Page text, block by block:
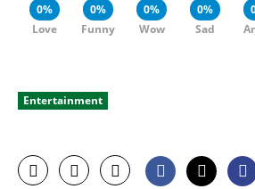
0%
Love
0%
Funny
0%
Wow
0%
Sad
Entertainment